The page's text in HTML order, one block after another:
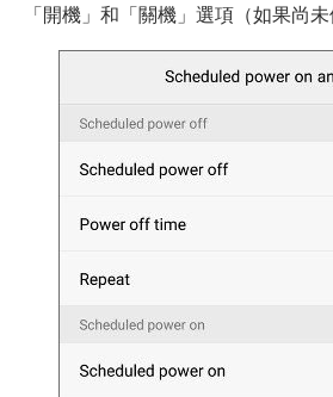
「開機」和「關機」選項（如果尚未